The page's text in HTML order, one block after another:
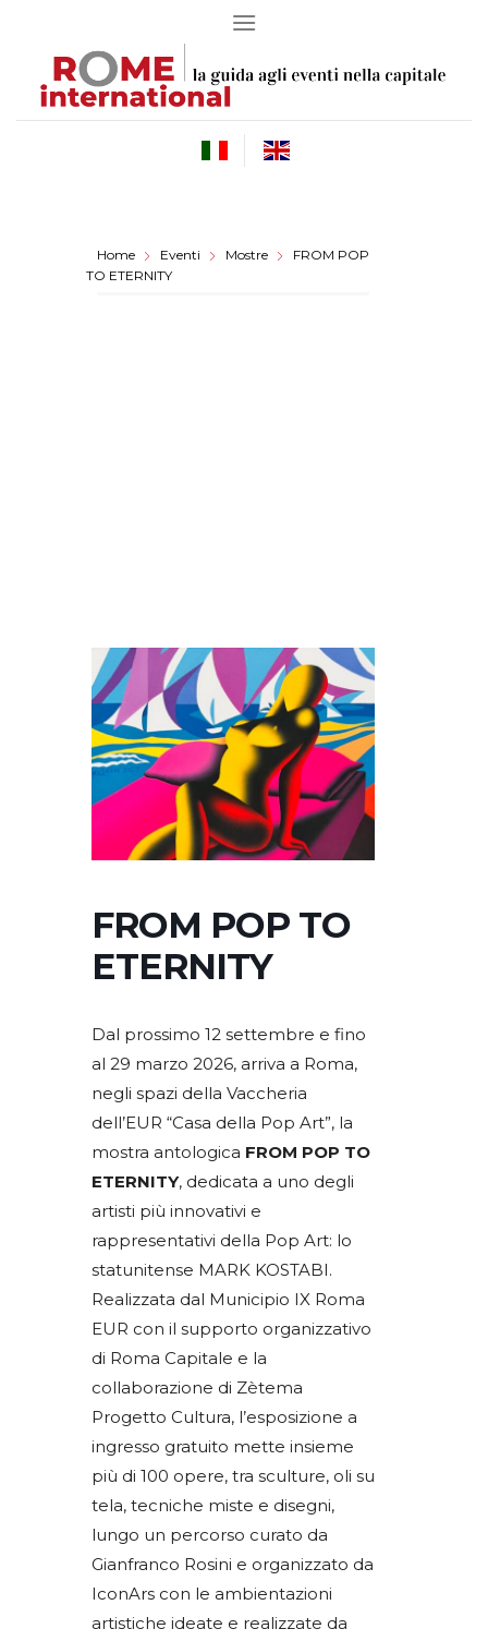
Home Eventi Mostre
FROM POP
TO ETERNITY
FROM POP TO
ETERNITY
Dal prossimo 12 settembre e fino
al 29 marzo 2026, arriva a Roma,
negli spazi della Vaccheria
dell’EUR “Casa della Pop Art”, la
mostra antologica FROM POP TO
ETERNITY, dedicata a uno degli
artisti più innovativi e
rappresentativi della Pop Art: lo
statunitense MARK KOSTABI.
Realizzata dal Municipio IX Roma
EUR con il supporto organizzativo
di Roma Capitale e la
collaborazione di Zètema
Progetto Cultura, l’esposizione a
ingresso gratuito mette insieme
più di 100 opere, tra sculture, oli su
tela, tecniche miste e disegni,
lungo un percorso curato da
Gianfranco Rosini e organizzato da
IconArs con le ambientazioni
artistiche ideate e realizzate da